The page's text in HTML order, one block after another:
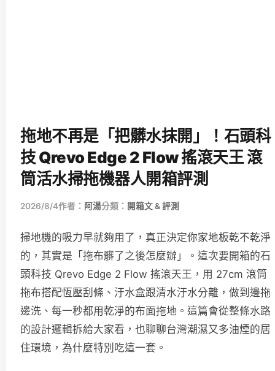
拖地不再是「把髒水抹開」！石頭科
技 Qrevo Edge 2 Flow 搖滾天王 滾
筒活水掃拖機器人開箱評測
2026/8/4作者： 阿湯分類： 開箱文 & 評測
掃地機的吸力早就夠用了，真正決定你家地板乾不乾淨
的，其實是「拖布髒了之後怎麼辦」。這次要開箱的石
頭科技 Qrevo Edge 2 Flow 搖滾天王，用 27cm 滾筒
拖布搭配恆壓刮條、汙水盒跟清水汙水分離，做到邊拖
邊洗、每一秒都用乾淨的布面拖地。這篇會從整條水路
的設計邏輯拆給大家看，也聊聊台灣潮濕又多油煙的居
住環境，為什麼特別吃這一套。